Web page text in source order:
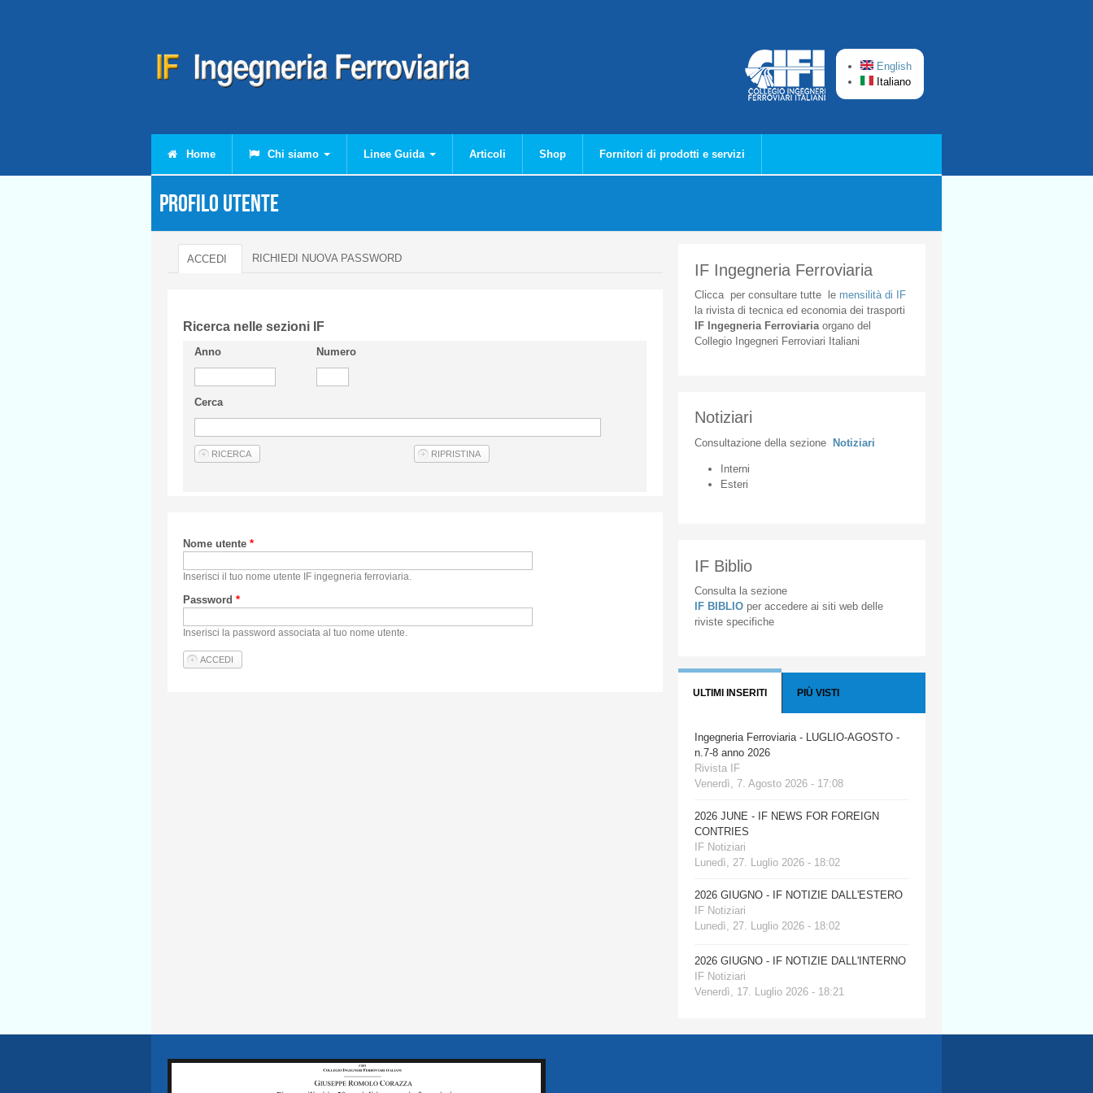
English
Italiano
Home Chi siamo Linee Guida Articoli Shop Fornitori di prodotti e servizi
Profilo utente
Schede primarie
ACCEDI (SCHEDA ATTIVA)
RICHIEDI NUOVA PASSWORD
Ricerca nelle sezioni IF
Anno Numero
Cerca
Nome utente *
Inserisci il tuo nome utente IF ingegneria ferroviaria.
Password *
Inserisci la password associata al tuo nome utente.
IF Ingegneria Ferroviaria
Cliccaper consultare tuttele mensilità di IF
la rivista di tecnica ed economia dei trasporti
IF Ingegneria Ferroviaria organodel
Collegio
Ingegneri Ferroviari Italiani
Notiziari
Consultazione della sezione Notiziari
Interni
Esteri
IF Biblio
Consulta la sezione
IF BIBLIO per accedere ai siti web delle
riviste specifiche
ULTIMI INSERITI PIÙ VISTI
Ingegneria Ferroviaria - LUGLIO-AGOSTO -
n.7-8 anno 2026
Rivista IF
Venerdì, 7. Agosto 2026 - 17:08
2026 JUNE - IF NEWS FOR FOREIGN
CONTRIES
IF Notiziari
Lunedì, 27. Luglio 2026 - 18:02
2026 GIUGNO - IF NOTIZIE DALL'ESTERO
IF Notiziari
Lunedì, 27. Luglio 2026 - 18:02
2026 GIUGNO - IF NOTIZIE DALL'INTERNO
IF Notiziari
Venerdì, 17. Luglio 2026 - 18:21